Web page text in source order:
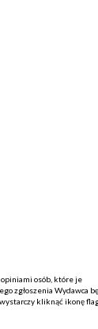
osób, które je
zgłoszenia Wydawca
kliknąć ikonę